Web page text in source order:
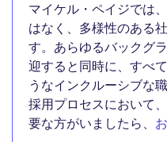
マイケル・ペイジでは
はなく、多様性のある
す。あらゆるバックグ
迎すると同時に、すべ
うなインクルーシブな
採用プロセスにおいて
要な方がいましたら、